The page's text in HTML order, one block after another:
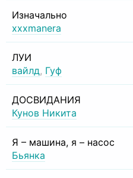
Изначально
xxxmanera
ЛУИ
вайлд, Гуф
ДОСВИДАНИЯ
Кунов Никита
Я – машина, я – насос
Бьянка